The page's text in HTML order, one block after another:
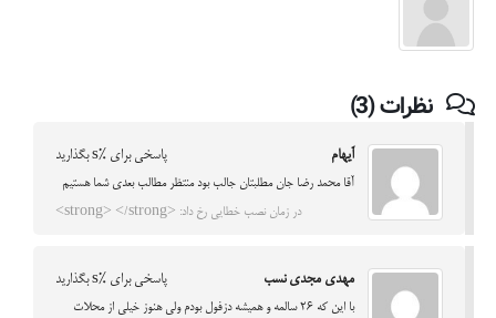
نظرات (3)
آیهام پاسخی برای %s بگذارید
آقا محمد رضا جان مطلبتان جالب بود منتظر مطالب بعدی شما هستیم
در زمان نصب خطایی رخ داد: <strong> </strong>
مهدی مجدی نسب پاسخی برای %s بگذارید
با این که 26 سالمه و همیشه دزفول بودم ولی هنوز خیلی از محلات